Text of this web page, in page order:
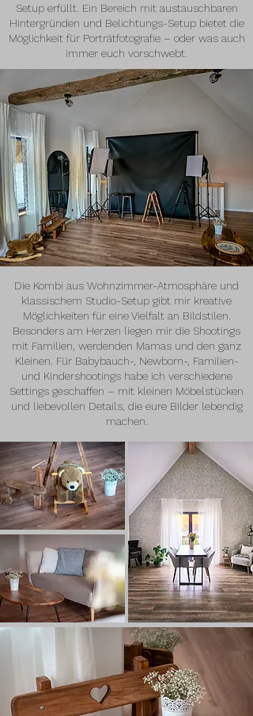
Setup erfüllt. Ein Bereich mit austauschbaren
Hintergründen und Belichtungs-Setup bietet die
Möglichkeit für Porträtfotografie – oder was auch
immer euch vorschwebt.
Die Kombi aus Wohnzimmer-Atmosphäre und
klassischem Studio-Setup gibt mir kreative
Möglichkeiten für eine Vielfalt an Bildstilen.
Besonders am Herzen liegen mir die Shootings
mit Familien, werdenden Mamas und den ganz
Kleinen. Für Babybauch-, Newborn-, Familien-
und Kindershootings habe ich verschiedene
Settings geschaffen – mit kleinen Möbelstücken
und liebevollen Details, die eure Bilder lebendig
machen.